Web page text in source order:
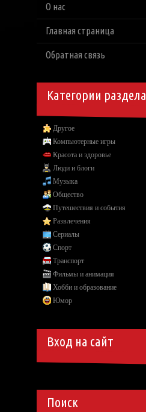
О нас
Главная страница
Обратная связь
Категории раздела
Другое
Компьютерные игры
Красота и здоровье
Люди и блоги
Музыка
Общество
Путешествия и события
Развлечения
Сериалы
Спорт
Транспорт
Фильмы и анимация
Хобби и образование
Юмор
Вход на сайт
Поиск